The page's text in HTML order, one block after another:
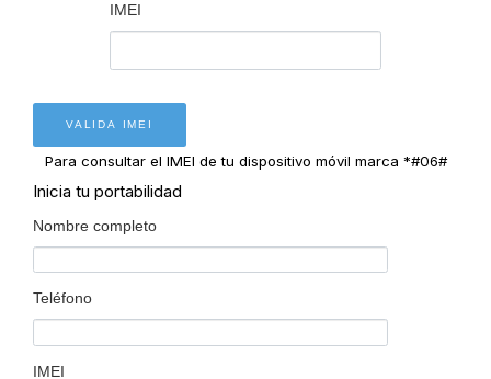
UNA LÍNEA
CONSULTA
PORTABILIDAD
PROCESO DE PORTABILIDAD
COMPATIBILIDAD
RECARGA
AQUI
IMEI
Para consultar el IMEI de tu dispositivo móvil marca *#06#
Inicia tu portabilidad
Nombre completo
Teléfono
IMEI